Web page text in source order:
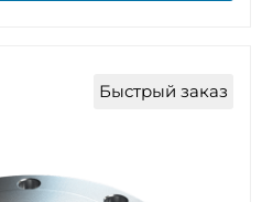
Быстрый заказ